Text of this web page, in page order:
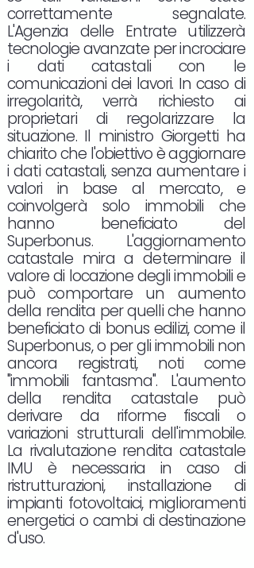
correttamente segnalate.
L'Agenzia delle Entrate utilizzerà
tecnologie avanzate per incrociare
i dati catastali con le
comunicazioni dei lavori. In caso di
irregolarità, verrà richiesto ai
proprietari di regolarizzare la
situazione. Il ministro Giorgetti ha
chiarito che l'obiettivo è aggiornare
i dati catastali, senza aumentare i
valori in base al mercato, e
coinvolgerà solo immobili che
hanno beneficiato del
Superbonus. L'aggiornamento
catastale mira a determinare il
valore di locazione degli immobili e
può comportare un aumento
della rendita per quelli che hanno
beneficiato di bonus edilizi, come il
Superbonus, o per gli immobili non
ancora registrati, noti come
"immobili fantasma". L'aumento
della rendita catastale può
derivare da riforme fiscali o
variazioni strutturali dell'immobile.
La rivalutazione rendita catastale
IMU è necessaria in caso di
ristrutturazioni, installazione di
impianti fotovoltaici, miglioramenti
energetici o cambi di destinazione
d'uso.